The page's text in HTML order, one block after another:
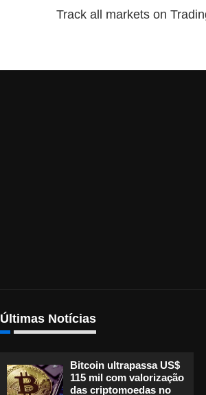
Track all markets on
Últimas Notícias
Bitcoin ultrapassa US$
115 mil com valorização
das criptomoedas no